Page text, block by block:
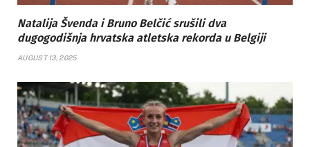
Natalija Švenda i Bruno Belčić srušili dva
dugogodišnja hrvatska atletska rekorda u Belgiji
AUGUST 13, 2025